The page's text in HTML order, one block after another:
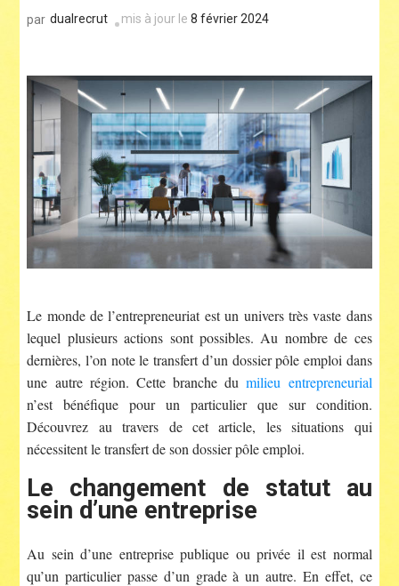
par dualrecrut mis à jour le8 février 2024
Le monde de l’entrepreneuriat est un univers très vaste dans
lequel plusieurs actions sont possibles. Au nombre de ces
dernières, l’on note le transfert d’un dossier pôle emploi dans
une autre région. Cette branche dumilieu entrepreneurial
n’est bénéfique pour un particulier que sur condition.
Découvrez au travers de cet article, les situations qui
nécessitent le transfert de son dossier pôle emploi.
Le changement de statut au
sein d’une entreprise
Au sein d’une entreprise publique ou privée il est normal
qu’un particulier passe d’un grade à un autre. En effet, ce